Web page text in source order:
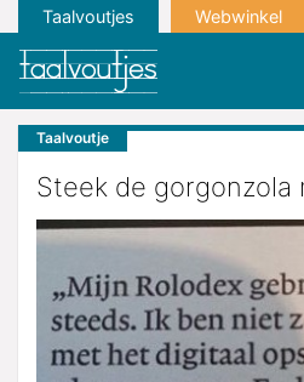
Taalvoutjes Webwinkel
Taalvoutje
Steek de gorgonzola